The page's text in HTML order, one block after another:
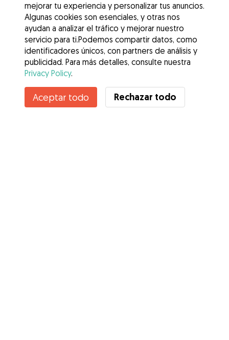
Contacta con Patricia
¿Conoces los Beneficios de Gudog? Ver más
mejorar tu experiencia y personalizar tus anuncios.
Algunas cookies son esenciales, y otras nos
ayudan a analizar el tráfico y mejorar nuestro
servicio para ti.Podemos compartir datos, como
identificadores únicos, con partners de análisis y
publicidad. Para más detalles, consulte nuestra
Privacy Policy.
Aceptar todo Rechazar todo